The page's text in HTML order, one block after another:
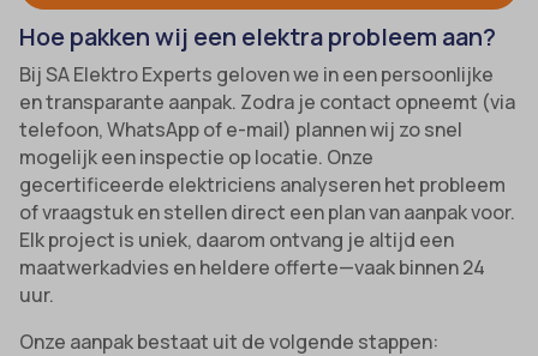
Hoe pakken wij een elektra probleem aan?
Bij SA Elektro Experts geloven we in een persoonlijke
en transparante aanpak. Zodra je contact opneemt (via
telefoon, WhatsApp of e-mail) plannen wij zo snel
mogelijk een inspectie op locatie. Onze
gecertificeerde elektriciens analyseren het probleem
of vraagstuk en stellen direct een plan van aanpak voor.
Elk project is uniek, daarom ontvang je altijd een
maatwerkadvies en heldere offerte—vaak binnen 24
uur.
Onze aanpak bestaat uit de volgende stappen: